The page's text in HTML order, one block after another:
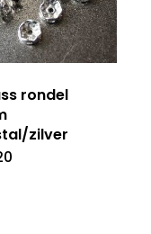
rondel
zilver